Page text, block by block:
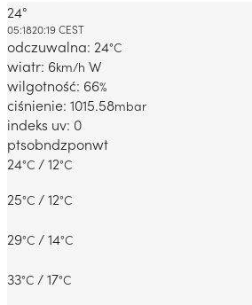
Dabrowa Gornicza, PL
24°
05:1820:19 CEST
odczuwalna: 24°C
wiatr: 6km/h W
wilgotność: 66%
ciśnienie: 1015.58mbar
indeks uv: 0
ptsobndzponwt
24°C / 12°C
25°C / 12°C
29°C / 14°C
33°C / 17°C